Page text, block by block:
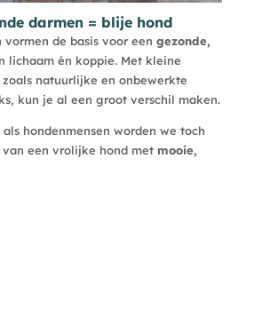
darmen = blije hond
vormen de basis voor een gezonde,
lichaam én koppie. Met kleine
zoals natuurlijke en onbewerkte
kun je al een groot verschil maken.
hondenmensen worden we toch
een vrolijke hond met mooie,